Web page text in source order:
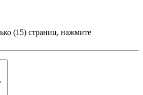
(15) страниц, нажмите